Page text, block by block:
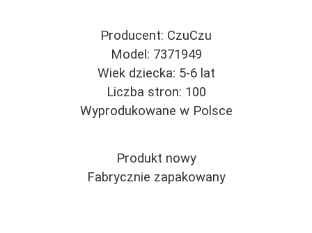
Producent: CzuCzu
Model: 7371949
Wiek dziecka: 5-6 lat
Liczba stron: 100
Wyprodukowane w Polsce
Produkt nowy
Fabrycznie zapakowany